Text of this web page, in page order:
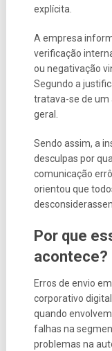
explícita.
A empresa
verificação
ou negativação
Segundo a
tratava-se de um
geral.
Sendo assim, a
desculpas por
comunicação
orientou que
Por que
acontece?
Erros de envio
corporativo
quando
falhas na
problemas na